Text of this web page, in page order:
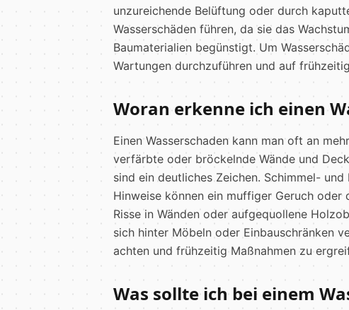
unzureichende Belüftung oder durch
Wasserschäden führen, da sie das
Baumaterialien begünstigt. Um
Wartungen durchzuführen und auf
Woran erkenne ich einen
Einen Wasserschaden kann man oft an
verfärbte oder bröckelnde Wände und
sind ein deutliches Zeichen. Schimmel-
Hinweise können ein muffiger Geruch oder
Risse in Wänden oder aufgequollene
sich hinter Möbeln oder Einbauschränken
achten und frühzeitig Maßnahmen zu
Was sollte ich bei einem